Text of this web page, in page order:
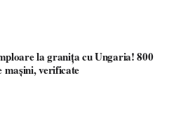
la granița cu Ungaria! 800
mașini, verificate